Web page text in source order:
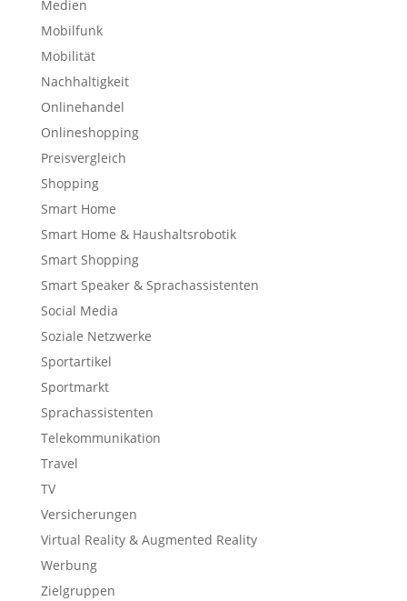
Medien
Mobilfunk
Mobilität
Nachhaltigkeit
Onlinehandel
Onlineshopping
Preisvergleich
Shopping
Smart Home
Smart Home & Haushaltsrobotik
Smart Shopping
Smart Speaker & Sprachassistenten
Social Media
Soziale Netzwerke
Sportartikel
Sportmarkt
Sprachassistenten
Telekommunikation
Travel
TV
Versicherungen
Virtual Reality & Augmented Reality
Werbung
Zielgruppen